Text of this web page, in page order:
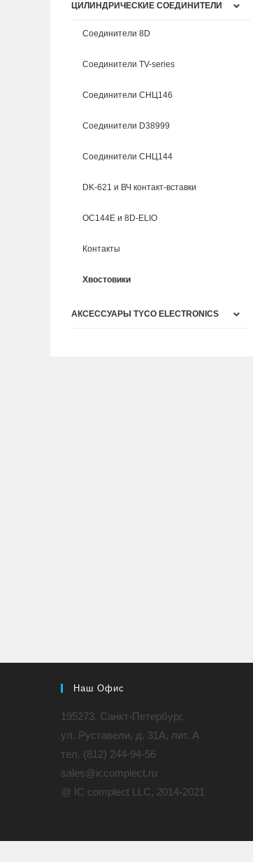
ЦИЛИНДРИЧЕСКИЕ СОЕДИНИТЕЛИ
Соединители 8D
Соединители TV-series
Соединители СНЦ146
Соединители D38999
Соединители СНЦ144
DK-621 и ВЧ контакт-вставки
ОС144Е и 8D-ELIO
Контакты
Хвостовики
АКСЕССУАРЫ TYCO ELECTRONICS
Наш Офис
195273, Санкт-Петербург,
ул. Руставели, д. 31A, лит. А
тел. (812) 244-94-56
sales@iccomplect.ru
@ IC complect LLC, 2014-2021